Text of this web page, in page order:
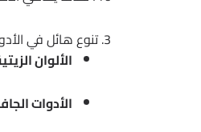
3. تنوع هائل في الأدوات والخامات
الألوان
الأدوات